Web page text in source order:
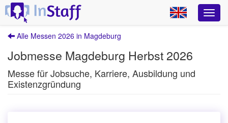
Alle Messen 2026 in Magdeburg
Jobmesse Magdeburg Herbst 2026
Messe für Jobsuche, Karriere, Ausbildung und
Existenzgründung